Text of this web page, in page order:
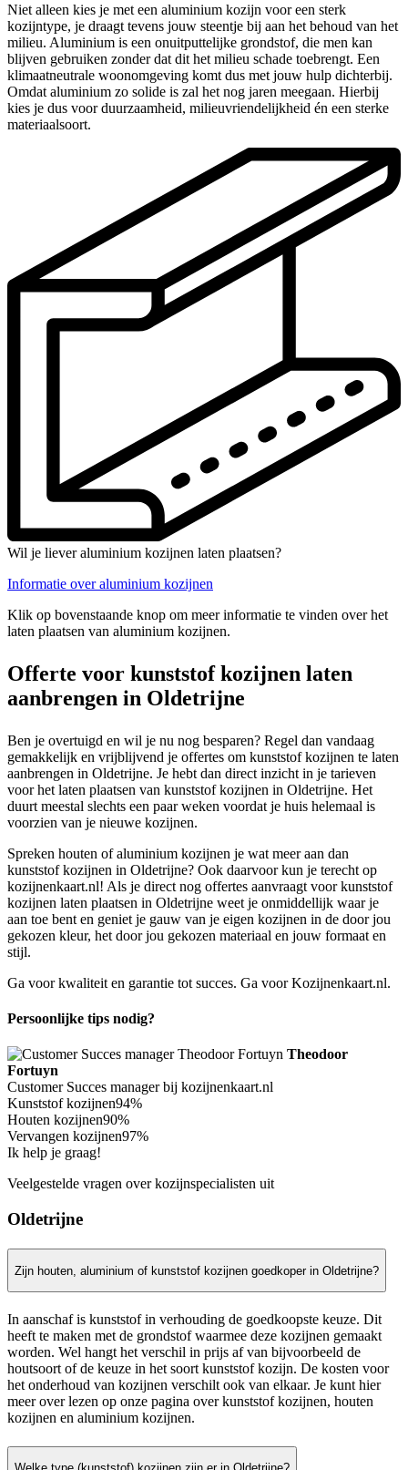
Niet alleen kies je met een aluminium kozijn voor een sterk
kozijntype, je draagt tevens jouw steentje bij aan het behoud van het
milieu. Aluminium is een onuitputtelijke grondstof, die men kan
blijven gebruiken zonder dat dit het milieu schade toebrengt. Een
klimaatneutrale woonomgeving komt dus met jouw hulp dichterbij.
Omdat aluminium zo solide is zal het nog jaren meegaan. Hierbij
kies je dus voor duurzaamheid, milieuvriendelijkheid én een sterke
materiaalsoort.
Wil je liever aluminium kozijnen laten plaatsen?
Informatie over aluminium kozijnen
Klik op bovenstaande knop om meer informatie te vinden over het
laten plaatsen van aluminium kozijnen.
Offerte voor kunststof kozijnen laten
aanbrengen in Oldetrijne
Ben je overtuigd en wil je nu nog besparen? Regel dan vandaag
gemakkelijk en vrijblijvend je offertes om kunststof kozijnen te laten
aanbrengen in Oldetrijne. Je hebt dan direct inzicht in je tarieven
voor het laten plaatsen van kunststof kozijnen in Oldetrijne. Het
duurt meestal slechts een paar weken voordat je huis helemaal is
voorzien van je nieuwe kozijnen.
Spreken houten of aluminium kozijnen je wat meer aan dan
kunststof kozijnen in Oldetrijne? Ook daarvoor kun je terecht op
kozijnenkaart.nl! Als je direct nog offertes aanvraagt voor kunststof
kozijnen laten plaatsen in Oldetrijne weet je onmiddellijk waar je
aan toe bent en geniet je gauw van je eigen kozijnen in de door jou
gekozen kleur, het door jou gekozen materiaal en jouw formaat en
stijl.
Ga voor kwaliteit en garantie tot succes. Ga voor Kozijnenkaart.nl.
Persoonlijke tips nodig?
Theodoor
Fortuyn
Customer Succes manager bij kozijnenkaart.nl
Kunststof kozijnen94%
Houten kozijnen90%
Vervangen kozijnen97%
Ik help je graag!
Veelgestelde vragen over kozijnspecialisten uit
Oldetrijne
Zijn houten, aluminium of kunststof kozijnen goedkoper in Oldetrijne?
In aanschaf is kunststof in verhouding de goedkoopste keuze. Dit
heeft te maken met de grondstof waarmee deze kozijnen gemaakt
worden. Wel hangt het verschil in prijs af van bijvoorbeeld de
houtsoort of de keuze in het soort kunststof kozijn. De kosten voor
het onderhoud van kozijnen verschilt ook van elkaar. Je kunt hier
meer over lezen op onze pagina over kunststof kozijnen, houten
kozijnen en aluminium kozijnen.